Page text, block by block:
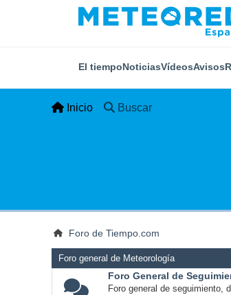
El tiempoNoticiasVídeosAvisos
Inicio Buscar
Foro de Tiempo.com
Foro general de Meteorología
Foro General de
Foro general de seguimiento,